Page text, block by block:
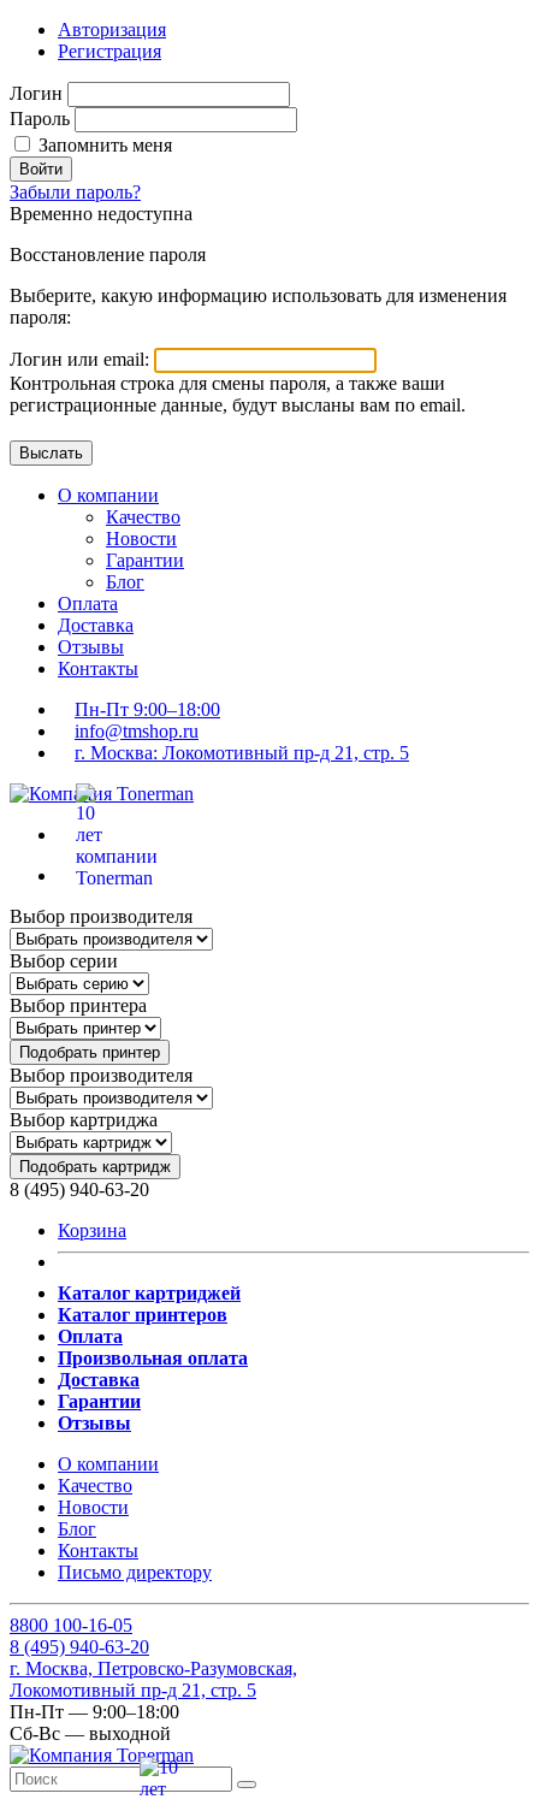
Авторизация
Регистрация
Логин
Пароль
Запомнить меня
Войти
Забыли пароль?
Временно недоступна
Восстановление пароля
Выберите, какую информацию использовать для изменения
пароля:
Логин или email:
Контрольная строка для смены пароля, а также ваши
регистрационные данные, будут высланы вам по email.
О компании
Качество
Новости
Гарантии
Блог
Оплата
Доставка
Отзывы
Контакты
Пн-Пт 9:00–18:00
info@tmshop.ru
г. Москва: Локомотивный пр-д 21, стр. 5
Выбор производителя
Выбор серии
Выбор принтера
Подобрать принтер
Выбор производителя
Выбор картриджа
Подобрать картридж
8 (495) 940-63-20
Корзина
Каталог картриджей
Каталог принтеров
Оплата
Произвольная оплата
Доставка
Гарантии
Отзывы
О компании
Качество
Новости
Блог
Контакты
Письмо директору
8800 100-16-05
8 (495) 940-63-20
г. Москва, Петровско-Разумовская,
Локомотивный пр-д 21, стр. 5
Пн-Пт — 9:00–18:00
Сб-Вс — выходной